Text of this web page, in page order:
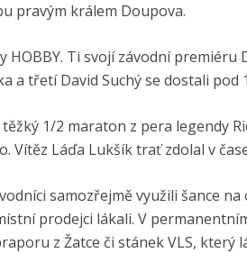
pravým králem Doupova.
Ti svojí závodní
a třetí David Suchý se dostali pod
1/2 maraton z pera legendy
Vítěz Láďa Lukšík trať zdolal v
samozřejmě využili šance
prodejci lákali. V
z Žatce či stánek VLS,